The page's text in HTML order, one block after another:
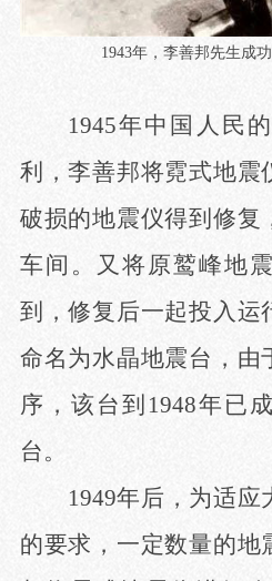
1943年，李善邦先生成
1945年中国人民
利，李善邦将霓式地震
破损的地震仪得到修复
车间。又将原鹫峰地
到，修复后一起投入运
命名为水晶地震台，由
序，该台到1948年已
台。
1949年后，为适
的要求，一定数量的地